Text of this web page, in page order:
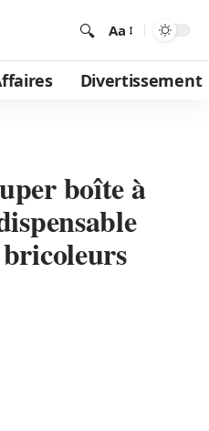
Aa
Divertissement
boîte à